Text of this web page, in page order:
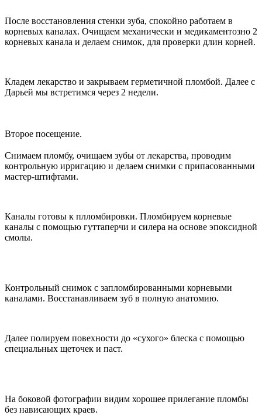
После восстановления стенки зуба, спокойно работаем в
корневых каналах. Очищаем механически и медикаментозно 2
корневых канала и делаем снимок, для проверки длин корней.
Кладем лекарство и закрываем герметичной пломбой. Далее с
Дарьей мы встретимся через 2 недели.
Второе посещение.
Снимаем пломбу, очищаем зубы от лекарства, проводим
контрольную ирригацию и делаем снимки с припасованными
мастер-штифтами.
Каналы готовы к плломбировки. Пломбируем корневые
каналы с помощью гуттаперчи и силера на основе эпоксидной
смолы.
Контрольный снимок с запломбированными корневыми
каналами. Восстанавливаем зуб в полную анатомию.
Далее полируем повехности до «сухого» блеска с помощью
специальных щеточек и паст.
На боковой фотографии видим хорошее прилегание пломбы
без нависающих краев.